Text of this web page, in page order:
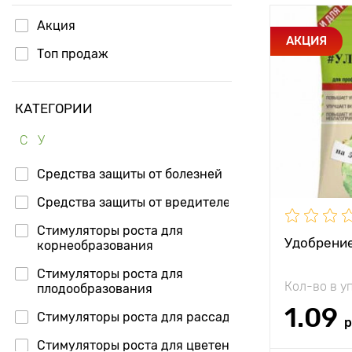
Акция
Топ продаж
КАТЕГОРИИ
С У
Средства защиты от болезней
Средства защиты от вредителей
Стимуляторы роста для
корнеобразования
Стимуляторы роста для
плодообразования
Стимуляторы роста для рассады
Стимуляторы роста для цветения
АКЦИЯ
Кол-во в
1.09
Состав